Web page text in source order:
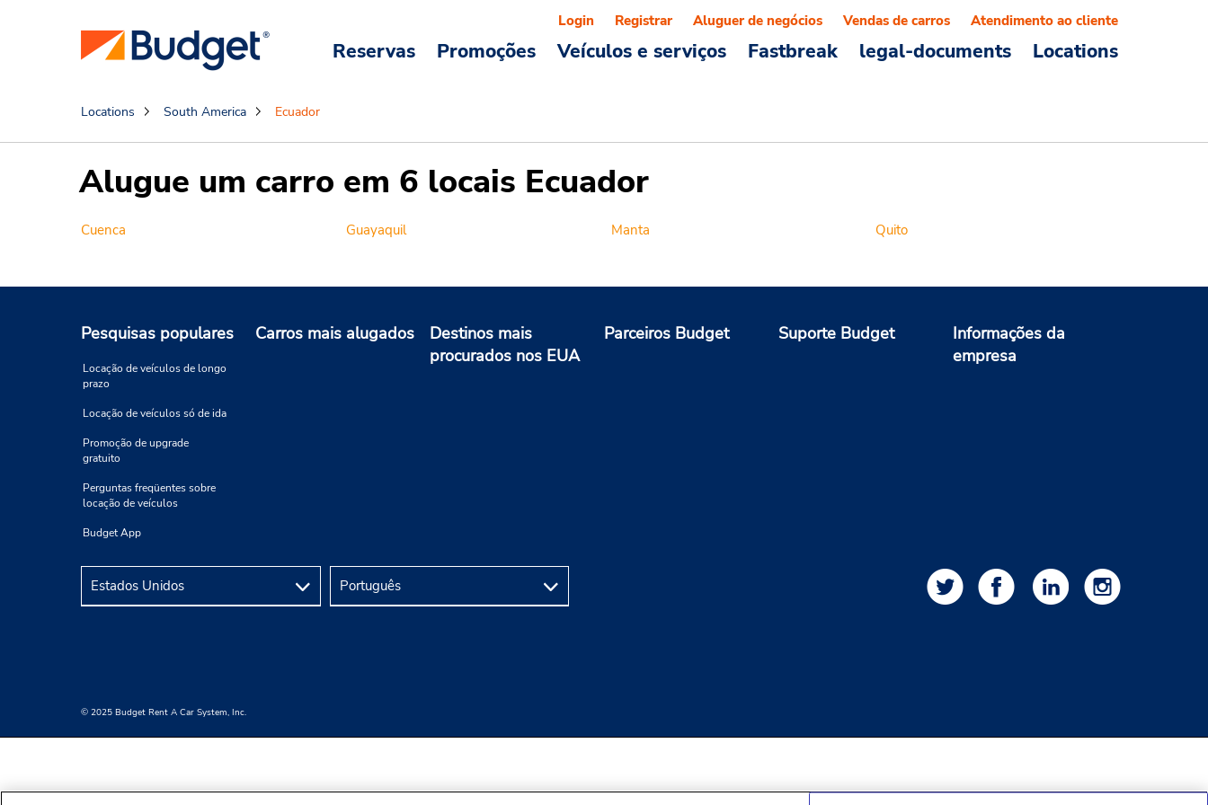
Reservas Promoções Veículos e serviços Fastbreak legal-documents Locations
Login Registrar Aluguer de negócios Vendas de carros Atendimento ao cliente
Locations South America Ecuador
Alugue um carro em 6 locais Ecuador
Cuenca Guayaquil Manta Quito
Pesquisas populares
Locação de veículos de longo
prazo
Locação de veículos só de ida
Promoção de upgrade
gratuito
Perguntas freqüentes sobre
locação de veículos
Budget App
Carros mais alugados
Destinos mais
procurados nos EUA
Parceiros Budget Suporte Budget
Informações da
empresa
© 2025 Budget Rent A Car System, Inc.